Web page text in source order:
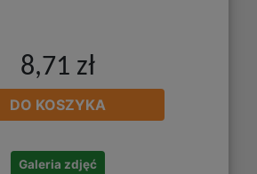
8,71 zł
DO KOSZYKA
Galeria zdjęć